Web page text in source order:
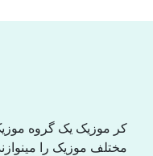
کر موزیک یک گروە
مختلف موزیک را